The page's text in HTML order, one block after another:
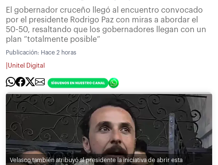
El gobernador cruceño llegó al encuentro convocado
por el presidente Rodrigo Paz con miras a abordar el
50-50, resaltando que los gobernadores llegan con un
plan “totalmente posible”
Publicación: Hace 2 horas
Unitel Digital
Velasco también atribuyó al presidente la iniciativa de abrir esta